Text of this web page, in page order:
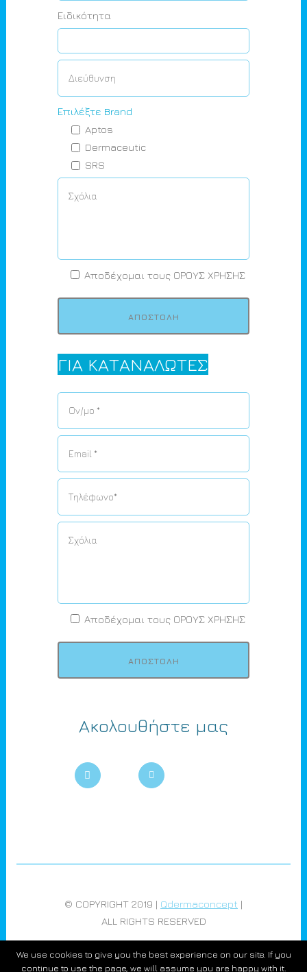
Ειδικότητα
Επιλέξτε Brand
Aptos
Dermaceutic
SRS
Αποδέχομαι τους ΟΡΟΥΣ ΧΡΗΣΗΣ
ΓΙΑ ΚΑΤΑΝΑΛΩΤΕΣ
Αποδέχομαι τους ΟΡΟΥΣ ΧΡΗΣΗΣ
Ακολουθήστε μας
© COPYRIGHT 2019 | Qdermaconcept |
ALL RIGHTS RESERVED
DEVELOPED BYDIGITAL4U
We use cookies to give you the best experience on our site. If you
continue to use the page, we will assume you are happy with it.